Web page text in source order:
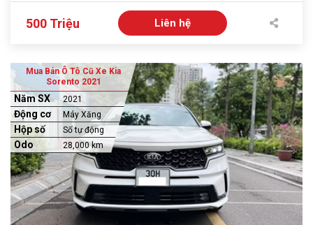
500 Triệu Liên hệ
Mua Bán Ô Tô Cũ Xe Kia
Sorento 2021
Năm SX 2021
Động cơ Máy Xăng
Hộp số Số tự động
Odo 28,000 km